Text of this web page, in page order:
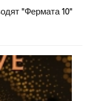
"Фермата 10"